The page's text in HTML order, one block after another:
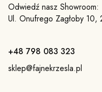
Odwiedź nasz Showroom:
Ul. Onufrego Zagłoby
+48 798 083 323
sklep@fajnekrzesla.pl